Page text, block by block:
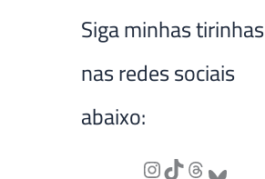
Siga minhas tirinhas
nas redes sociais
abaixo: